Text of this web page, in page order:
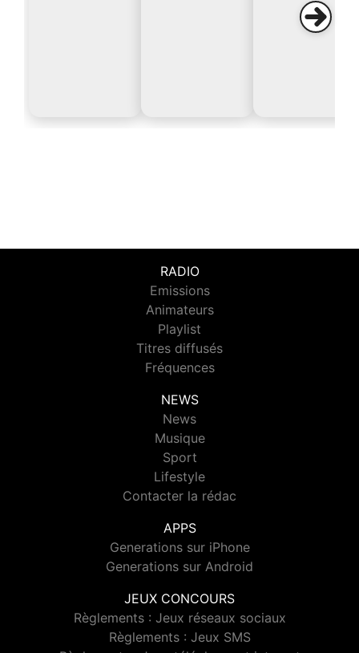
RADIO
Emissions
Animateurs
Playlist
Titres diffusés
Fréquences
NEWS
News
Musique
Sport
Lifestyle
Contacter la rédac
APPS
Generations sur iPhone
Generations sur Android
JEUX CONCOURS
Règlements : Jeux réseaux sociaux
Règlements : Jeux SMS